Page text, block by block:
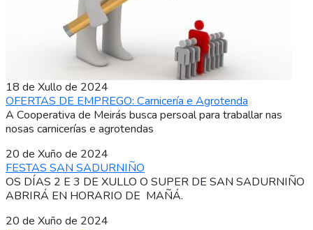
18 de Xullo de 2024
OFERTAS DE EMPREGO: Carnicería e Agrotenda
A Cooperativa de Meirás busca persoal para traballar nas
nosas carnicerías e agrotendas
20 de Xuño de 2024
FESTAS SAN SADURNIÑO
OS DÍAS 2 E 3 DE XULLO O SUPER DE SAN SADURNIÑO
ABRIRÁ EN HORARIO DE MAÑÁ.
20 de Xuño de 2024